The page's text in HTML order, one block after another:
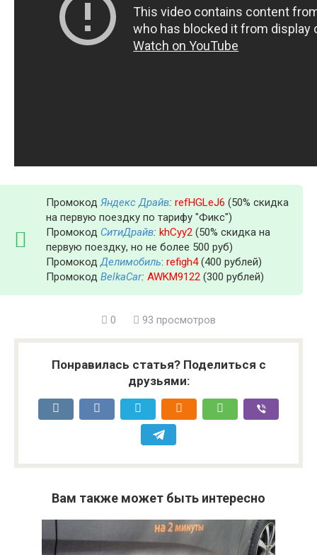
Промокод Яндекс Драйв: refHGLeJ6 (50% скидка
на первую поездку по тарифу "Фикс")
Промокод СитиДрайв: khCyy2 (50% скидка на
первую поездку, но не более 500 руб)
ПромокодДелимобиль: refigh4(400 рублей)
Промокод BelkaCar: AWKM9122 (300 рублей)
0 93 просмотров
Понравилась статья? Поделиться с
друзьями:
Вам также может быть интересно